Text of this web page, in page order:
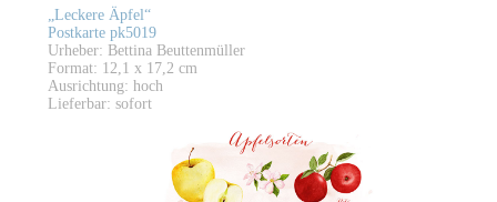
„Leckere Äpfel“
Postkarte pk5019
Urheber: Bettina Beuttenmüller
Format: 12,1 x 17,2 cm
Ausrichtung: hoch
Lieferbar: sofort